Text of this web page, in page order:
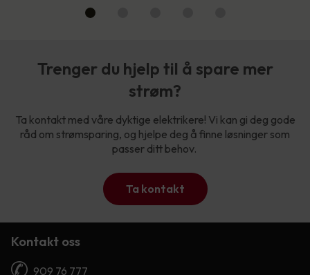
Trenger du hjelp til å spare mer
strøm?
Ta kontakt med våre dyktige elektrikere! Vi kan gi deg gode
råd om strømsparing, og hjelpe deg å finne løsninger som
passer ditt behov.
Ta kontakt
Kontakt oss
909 76 777